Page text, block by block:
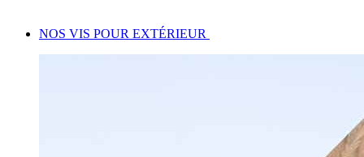
NOS VIS POUR EXTÉRIEUR